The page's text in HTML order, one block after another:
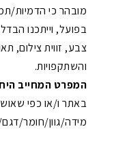
מובהר כי הדמיות/
בפועל, וייתכנו
צבע, זווית צילום,
והשתקפויות.
המפרט המחייב
באתר ו/או כפי
מידה/גוון/חומר/